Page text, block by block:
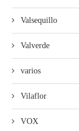
Valsequillo
Valverde
varios
Vilaflor
VOX